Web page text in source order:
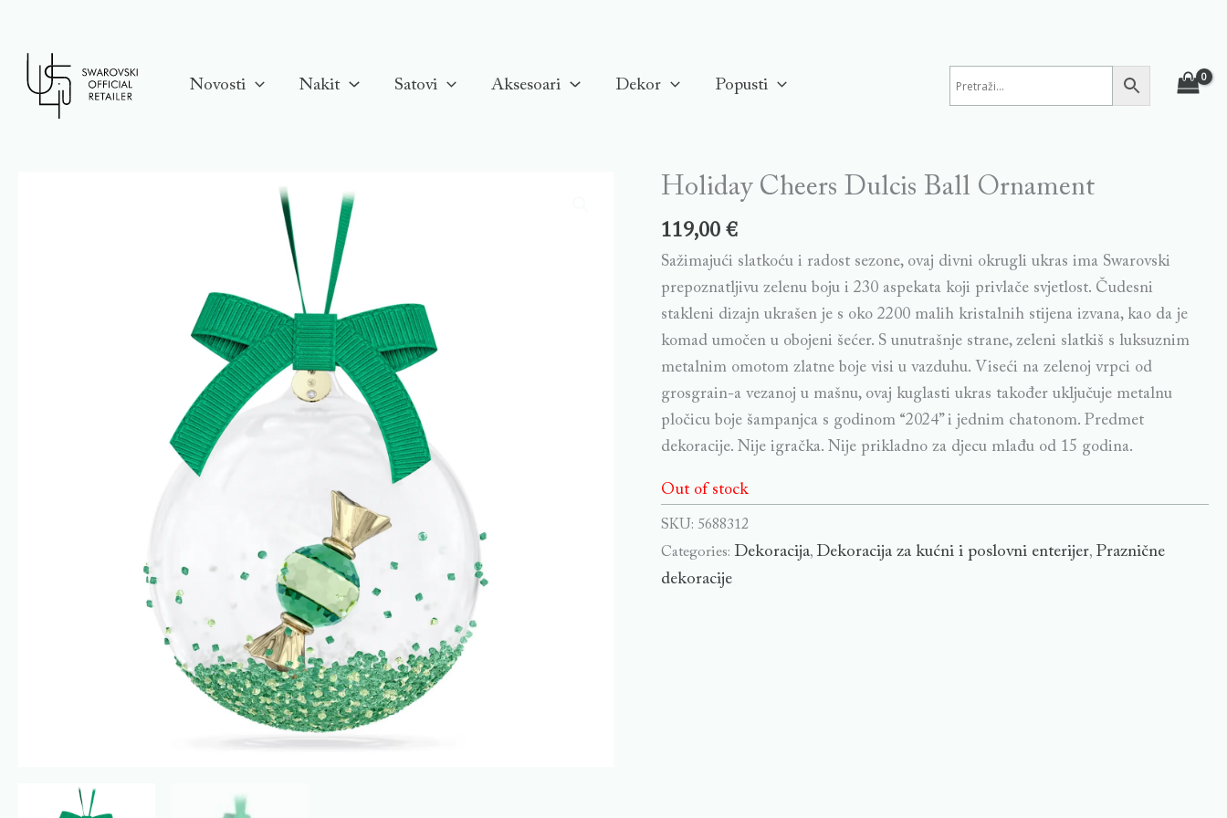
content
Novosti
Nakit Satovi Aksesoari Dekor Popusti
Holiday Cheers Dulcis Ball Ornament
119,00€
Sažimajući slatkoću i radost sezone, ovaj divni okrugli ukras ima Swarovski
prepoznatljivu zelenu boju i 230 aspekata koji privlače svjetlost. Čudesni
stakleni dizajn ukrašen je s oko 2200 malih kristalnih stijena izvana, kao da je
komad umočen u obojeni šećer. S unutrašnje strane, zeleni slatkiš s luksuznim
metalnim omotom zlatne boje visi u vazduhu. Viseći na zelenoj vrpci od
grosgrain-a vezanoj u mašnu, ovaj kuglasti ukras također uključuje metalnu
pločicu boje šampanjca s godinom “2024” i jednim chatonom. Predmet
dekoracije. Nije igračka. Nije prikladno za djecu mlađu od 15 godina.
Out of stock
SKU: 5688312
Categories: Dekoracija, Dekoracija za kućni i poslovni enterijer, Praznične
dekoracije